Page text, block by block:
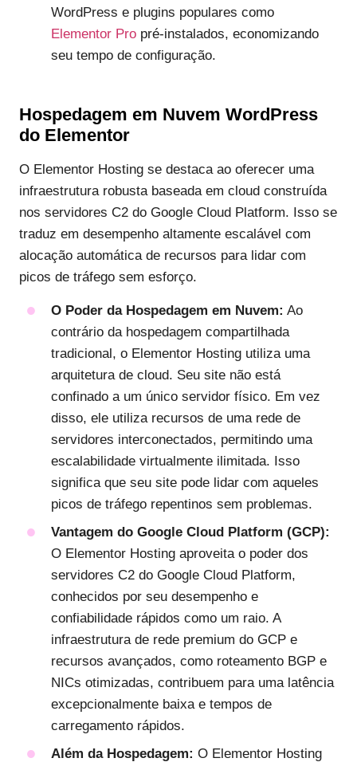
WordPress e plugins populares como
Elementor Pro pré-instalados, economizando
seu tempo de configuração.
Hospedagem em Nuvem WordPress
do Elementor
O Elementor Hosting se destaca ao oferecer uma
infraestrutura robusta baseada em cloud construída
nos servidores C2 do Google Cloud Platform. Isso se
traduz em desempenho altamente escalável com
alocação automática de recursos para lidar com
picos de tráfego sem esforço.
O Poder da Hospedagem em Nuvem: Ao
contrário da hospedagem compartilhada
tradicional, o Elementor Hosting utiliza uma
arquitetura de cloud. Seu site não está
confinado a um único servidor físico. Em vez
disso, ele utiliza recursos de uma rede de
servidores interconectados, permitindo uma
escalabilidade virtualmente ilimitada. Isso
significa que seu site pode lidar com aqueles
picos de tráfego repentinos sem problemas.
Vantagem do Google Cloud Platform (GCP):
O Elementor Hosting aproveita o poder dos
servidores C2 do Google Cloud Platform,
conhecidos por seu desempenho e
confiabilidade rápidos como um raio. A
infraestrutura de rede premium do GCP e
recursos avançados, como roteamento BGP e
NICs otimizadas, contribuem para uma latência
excepcionalmente baixa e tempos de
carregamento rápidos.
Além da Hospedagem: O Elementor Hosting